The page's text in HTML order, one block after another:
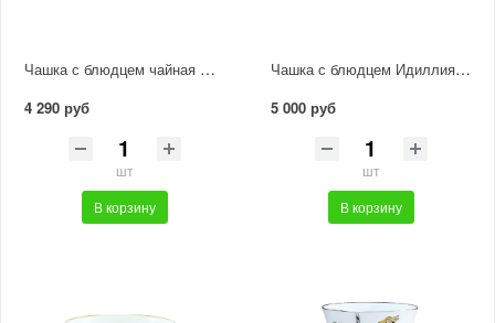
Чашка с блюдцем чайная Билибина "Войско Дадона"
4 290 руб
шт
В корзину
Чашка с блюдцем Идиллия "Скарлетт 1"
5 000 руб
шт
В корзину